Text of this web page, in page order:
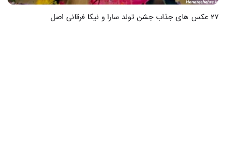
24 عکس از شب رویایی در دنیای نور و سایه